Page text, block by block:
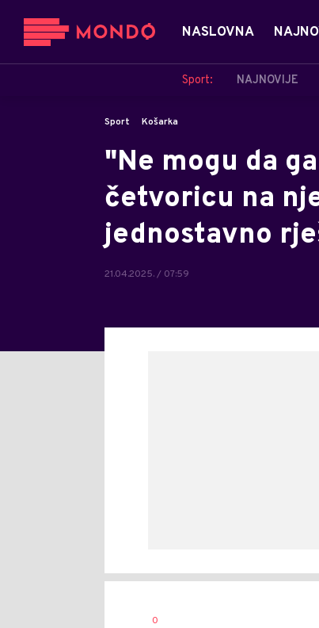
NASLOVNA
Sport: NAJNOVIJE
Sport Košarka
"Ne mogu da
četvoricu na
jednostavno
21.04.2025. / 07:59
AUTOR
0